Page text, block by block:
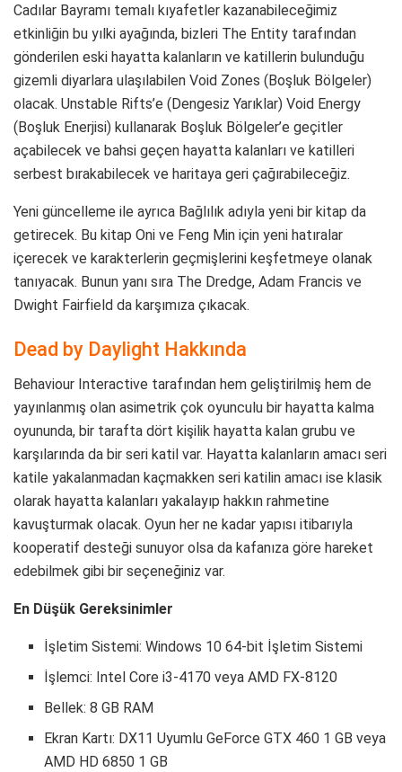
Cadılar Bayramı temalı kıyafetler kazanabileceğimiz
etkinliğin bu yılki ayağında, bizleri The Entity tarafından
gönderilen eski hayatta kalanların ve katillerin bulunduğu
gizemli diyarlara ulaşılabilen Void Zones (Boşluk Bölgeler)
olacak. Unstable Rifts’e (Dengesiz Yarıklar) Void Energy
(Boşluk Enerjisi) kullanarak Boşluk Bölgeler’e geçitler
açabilecek ve bahsi geçen hayatta kalanları ve katilleri
serbest bırakabilecek ve haritaya geri çağırabileceğiz.
Yeni güncelleme ile ayrıca Bağlılık adıyla yeni bir kitap da
getirecek. Bu kitap Oni ve Feng Min için yeni hatıralar
içerecek ve karakterlerin geçmişlerini keşfetmeye olanak
tanıyacak. Bunun yanı sıra The Dredge, Adam Francis ve
Dwight Fairfield da karşımıza çıkacak.
Dead by Daylight Hakkında
Behaviour Interactive tarafından hem geliştirilmiş hem de
yayınlanmış olan asimetrik çok oyunculu bir hayatta kalma
oyununda, bir tarafta dört kişilik hayatta kalan grubu ve
karşılarında da bir seri katil var. Hayatta kalanların amacı seri
katile yakalanmadan kaçmakken seri katilin amacı ise klasik
olarak hayatta kalanları yakalayıp hakkın rahmetine
kavuşturmak olacak. Oyun her ne kadar yapısı itibarıyla
kooperatif desteği sunuyor olsa da kafanıza göre hareket
edebilmek gibi bir seçeneğiniz var.
En Düşük Gereksinimler
İşletim Sistemi: Windows 10 64-bit İşletim Sistemi
İşlemci: Intel Core i3-4170 veya AMD FX-8120
Bellek: 8 GB RAM
Ekran Kartı: DX11 Uyumlu GeForce GTX 460 1 GB veya
AMD HD 6850 1 GB